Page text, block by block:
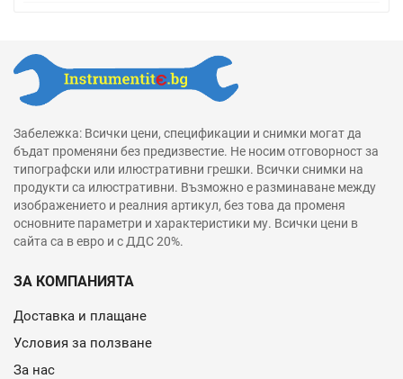
Забележка: Всички цени, спецификации и снимки могат да
бъдат променяни без предизвестие. Не носим отговорност за
типографски или илюстративни грешки. Всички снимки на
продукти са илюстративни. Възможно е разминаване между
изображението и реалния артикул, без това да променя
основните параметри и характеристики му. Всички цени в
сайта са в евро и с ДДС 20%.
ЗА КОМПАНИЯТА
Доставка и плащане
Условия за ползване
За нас